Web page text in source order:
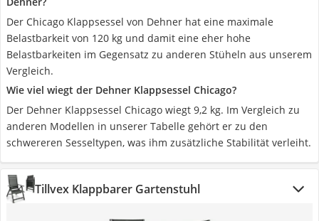
Der Chicago Klappsessel von Dehner hat eine maximale
Belastbarkeit von 120 kg und damit eine eher hohe
Belastbarkeiten im Gegensatz zu anderen Stüheln aus unserem
Vergleich.
Wie viel wiegt der Dehner Klappsessel Chicago?
Der Dehner Klappsessel Chicago wiegt 9,2 kg. Im Vergleich zu
anderen Modellen in unserer Tabelle gehört er zu den
schwereren Sesseltypen, was ihm zusätzliche Stabilität verleiht.
Tillvex Klappbarer Gartenstuhl